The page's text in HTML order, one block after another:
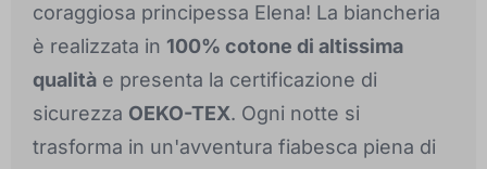
coraggiosa principessa Elena! La biancheria
è realizzata in 100% cotone di altissima
qualità e presenta la certificazione di
sicurezza OEKO-TEX. Ogni notte si
trasforma in un'avventura fiabesca piena di